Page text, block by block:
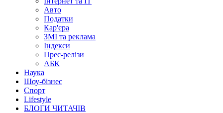
Авто
Податки
Кар'єра
ЗМІ та реклама
Індекси
Прес-релізи
АБК
Наука
Шоу-бізнес
Спорт
Lifestyle
БЛОГИ ЧИТАЧІВ